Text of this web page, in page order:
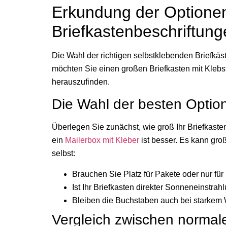
Erkundung der
Die Wahl der richtigen selbstklebenden
möchten Sie einen großen Briefkasten mit
herauszufinden.
Die Wahl der besten
Überlegen Sie zunächst, wie groß Ihr
ein Mailerbox mit Kleber ist besser. Es kann
selbst:
Brauchen Sie Platz für Pakete oder nur für
Ist Ihr Briefkasten direkter
Bleiben die Buchstaben auch bei starkem
Vergleich zwischen